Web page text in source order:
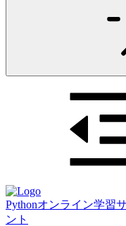
Pythonオンライン学習
ント